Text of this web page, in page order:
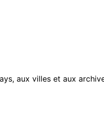
aux villes et aux